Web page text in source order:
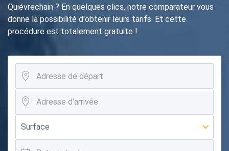
Quiévrechain ? En quelques clics, notre comparateur vous
donne la possibilité d'obtenir leurs tarifs. Et cette
procédure est totalement gratuite !